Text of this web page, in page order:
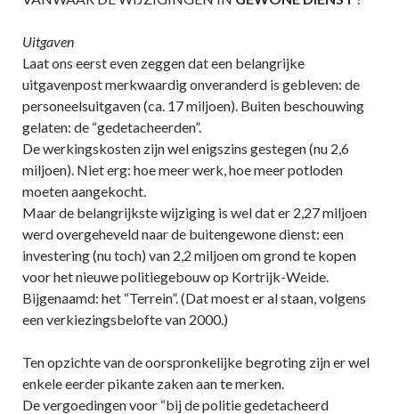
Uitgaven
Laat ons eerst even zeggen dat een belangrijke
uitgavenpost merkwaardig onveranderd is gebleven: de
personeelsuitgaven (ca. 17 miljoen). Buiten beschouwing
gelaten: de “gedetacheerden”.
De werkingskosten zijn wel enigszins gestegen (nu 2,6
miljoen). Niet erg: hoe meer werk, hoe meer potloden
moeten aangekocht.
Maar de belangrijkste wijziging is wel dat er 2,27 miljoen
werd overgeheveld naar de buitengewone dienst: een
investering (nu toch) van 2,2 miljoen om grond te kopen
voor het nieuwe politiegebouw op Kortrijk-Weide.
Bijgenaamd: het “Terrein”. (Dat moest er al staan, volgens
een verkiezingsbelofte van 2000.)
Ten opzichte van de oorspronkelijke begroting zijn er wel
enkele eerder pikante zaken aan te merken.
De vergoedingen voor “bij de politie gedetacheerd